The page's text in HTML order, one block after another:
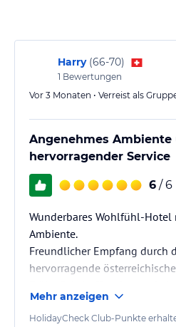
Massageanwendungen werden
Hinweis: Verfasst von
Harry (66-70)
1 Bewertungen
Vor 3 Monaten • Verreist als
Angenehmes Ambiente
hervorragender Service
6 / 6
Wunderbares Wohlfühl-
Ambiente.
Freundlicher Empfang durch
hervorragende
Eigene kostenlose
ein grosszügiges SPA mit
Mehr anzeigen
HolidayCheck Club-Punkte